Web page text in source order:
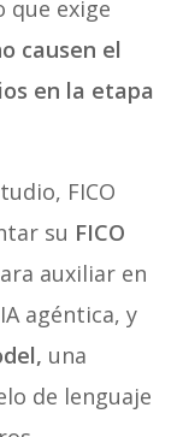
que exige
causen el
en la etapa
FICO
su FICO
auxiliar en
agéntica, y
una
de lenguaje